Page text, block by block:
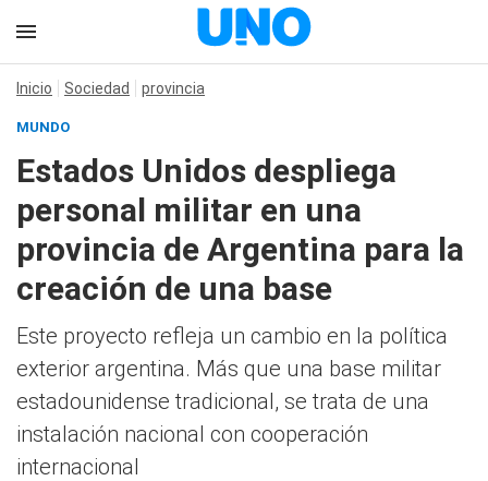
Inicio Sociedad provincia
MUNDO
Estados Unidos despliega
personal militar en una
provincia de Argentina para la
creación de una base
Este proyecto refleja un cambio en la política
exterior argentina. Más que una base militar
estadounidense tradicional, se trata de una
instalación nacional con cooperación
internacional